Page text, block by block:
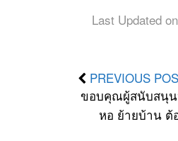
Last Updated
PREVIOUS
ขอบคุณผู้สนับสนุน
หอ ย้ายบ้าน ต้